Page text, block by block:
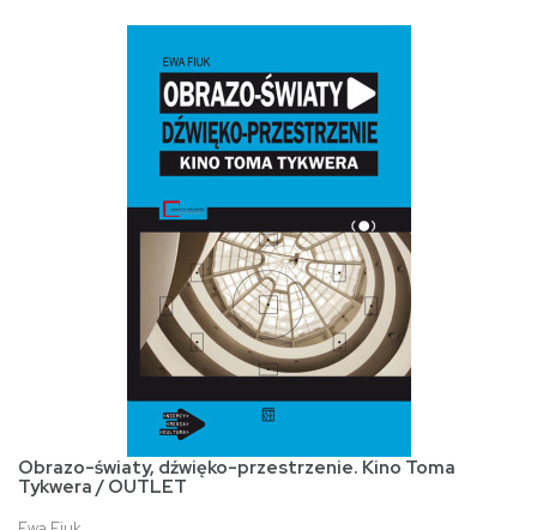
Obrazo-światy, dźwięko-przestrzenie. Kino Toma
Tykwera / OUTLET